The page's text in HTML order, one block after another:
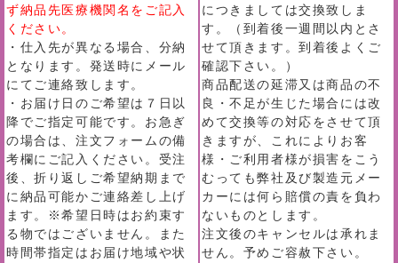
ず納品先医療機関名をご記入
ください。
・仕入先が異なる場合、分納
となります。発送時にメール
にてご連絡致します。
・お届け日のご希望は７日以
降でご指定可能です。お急ぎ
の場合は、注文フォームの備
考欄にご記入ください。受注
後、折り返しご希望納期まで
に納品可能かご連絡差し上げ
ます。※希望日時はお約束す
る物ではございません。また
時間帯指定はお届け地域や状
につきましては交換致しま
す。（到着後一週間以内とさ
せて頂きます。到着後よくご
確認下さい。）
商品配送の延滞又は商品の不
良・不足が生じた場合には改
めて交換等の対応をさせて頂
きますが、これによりお客
様・ご利用者様が損害をこう
むっても弊社及び製造元メー
カーには何ら賠償の責を負わ
ないものとします。
注文後のキャンセルは承れま
せん。予めご容赦下さい。